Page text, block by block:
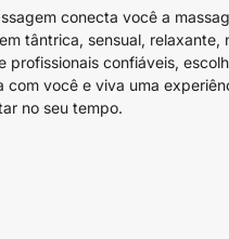
conecta você a
tântrica, sensual, relaxante,
profissionais confiáveis,
com você e viva uma
no seu tempo.